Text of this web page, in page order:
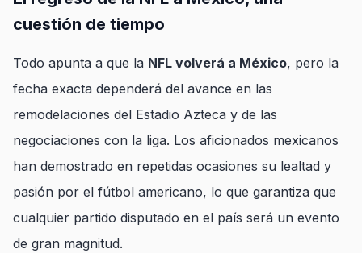
cuestión de tiempo
Todo apunta a que la NFL volverá a México, pero la
fecha exacta dependerá del avance en las
remodelaciones del Estadio Azteca y de las
negociaciones con la liga. Los aficionados mexicanos
han demostrado en repetidas ocasiones su lealtad y
pasión por el fútbol americano, lo que garantiza que
cualquier partido disputado en el país será un evento
de gran magnitud.